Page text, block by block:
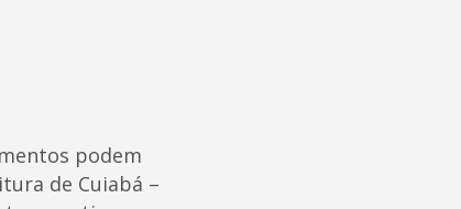
podem
de Cuiabá –